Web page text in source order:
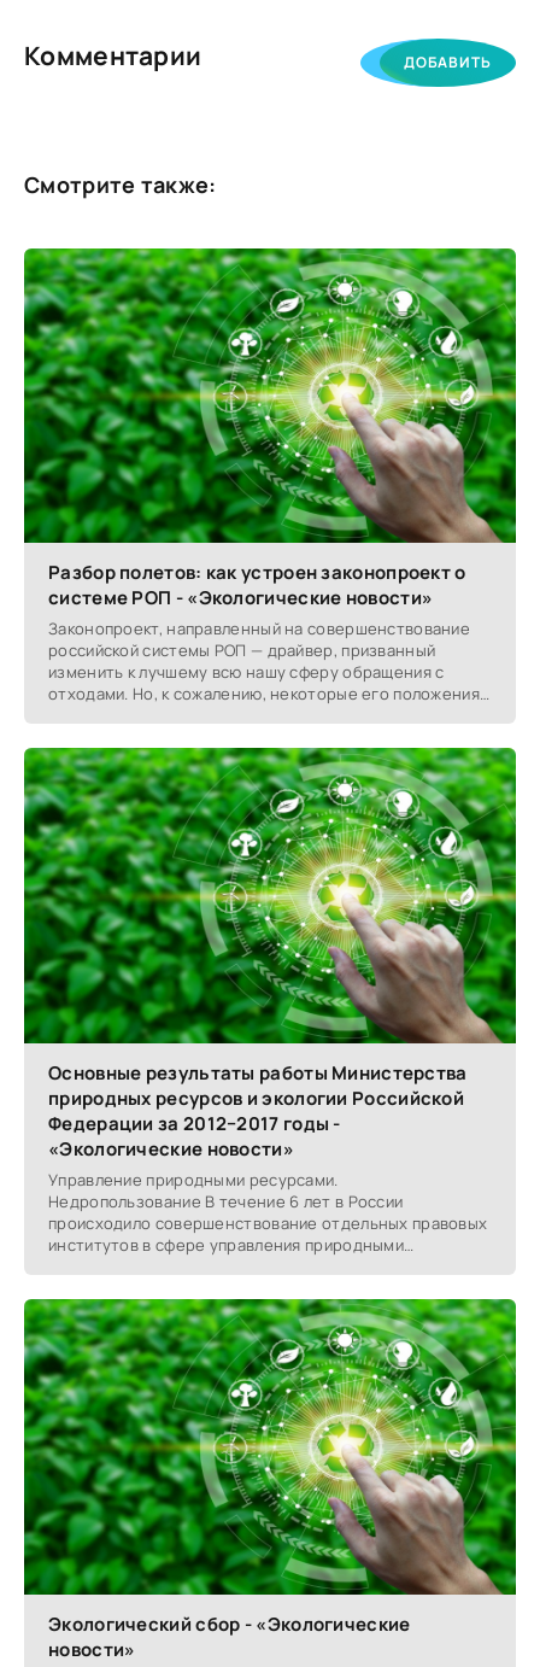
Комментарии ДОБАВИТЬ
Смотрите также:
Разбор полетов: как устроен законопроект о
системе РОП - «Экологические новости»
Законопроект, направленный на совершенствование
российской системы РОП — драйвер, призванный
изменить к лучшему всю нашу сферу обращения с
отходами. Но, к сожалению, некоторые его положения
Основные результаты работы Министерства
природных ресурсов и экологии Российской
Федерации за 2012−2017 годы -
«Экологические новости»
Управление природными ресурсами.
Недропользование В течение 6 лет в России
происходило совершенствование отдельных правовых
институтов в сфере управления природными
Экологический сбор - «Экологические
новости»